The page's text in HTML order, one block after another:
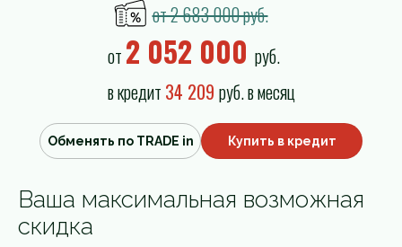
от 2 683 000 руб.
от 2 052 000 руб.
в кредит 34 209 руб. в месяц
Обменять по TRADE in Купить в кредит
Ваша максимальная возможная
скидка